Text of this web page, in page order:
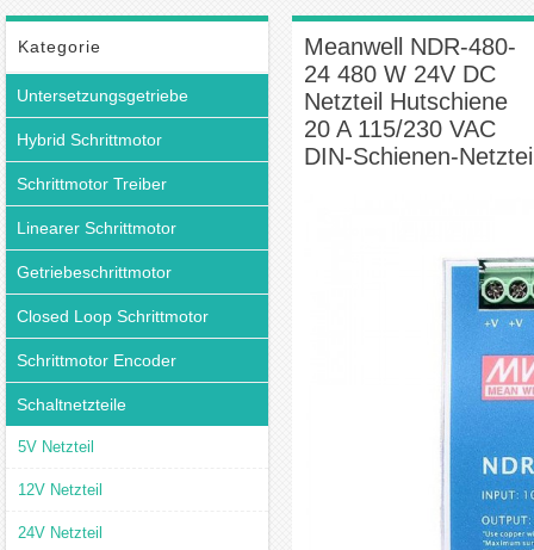
Kategorie
Untersetzungsgetriebe
Hybrid Schrittmotor
Schrittmotor Treiber
Linearer Schrittmotor
Getriebeschrittmotor
Closed Loop Schrittmotor
Schrittmotor Encoder
Schaltnetzteile
5V Netzteil
12V Netzteil
24V Netzteil
Meanwell NDR-480-
24 480 W 24V DC
Netzteil Hutschiene
20 A 115/230 VAC
DIN-Schienen-